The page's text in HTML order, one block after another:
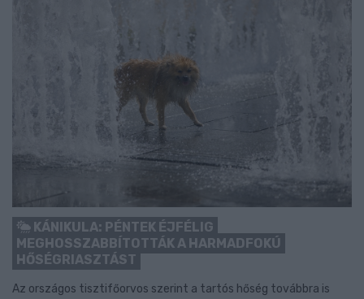
KÁNIKULA: PÉNTEK ÉJFÉLIG
MEGHOSSZABBÍTOTTÁK A HARMADFOKÚ
HŐSÉGRIASZTÁST
Az országos tisztifőorvos szerint a tartós hőség továbbra is